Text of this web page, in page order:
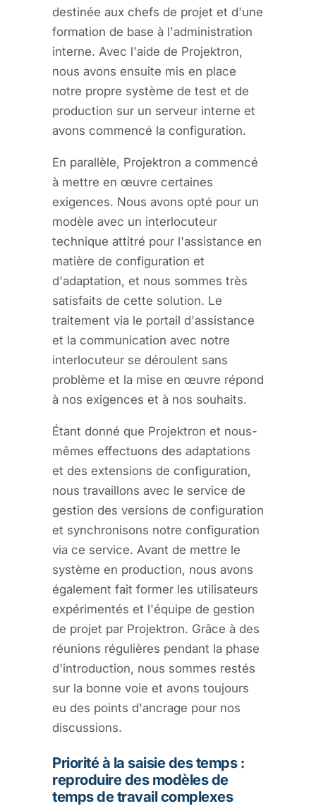
destinée aux chefs de projet et d'une
formation de base à l'administration
interne. Avec l'aide de Projektron,
nous avons ensuite mis en place
notre propre système de test et de
production sur un serveur interne et
avons commencé la configuration.
En parallèle, Projektron a commencé
à mettre en œuvre certaines
exigences. Nous avons opté pour un
modèle avec un interlocuteur
technique attitré pour l'assistance en
matière de configuration et
d'adaptation, et nous sommes très
satisfaits de cette solution. Le
traitement via le portail d'assistance
et la communication avec notre
interlocuteur se déroulent sans
problème et la mise en œuvre répond
à nos exigences et à nos souhaits.
Étant donné que Projektron et nous-
mêmes effectuons des adaptations
et des extensions de configuration,
nous travaillons avec le service de
gestion des versions de configuration
et synchronisons notre configuration
via ce service. Avant de mettre le
système en production, nous avons
également fait former les utilisateurs
expérimentés et l'équipe de gestion
de projet par Projektron. Grâce à des
réunions régulières pendant la phase
d'introduction, nous sommes restés
sur la bonne voie et avons toujours
eu des points d'ancrage pour nos
discussions.
Priorité à la saisie des temps :
reproduire des modèles de
temps de travail complexes